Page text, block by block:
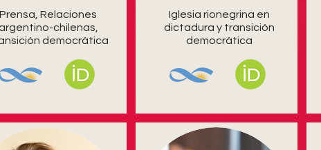
Prensa, Relaciones
chilenas,
democrática
Iglesia rionegrina en
dictadura y transición
democrática